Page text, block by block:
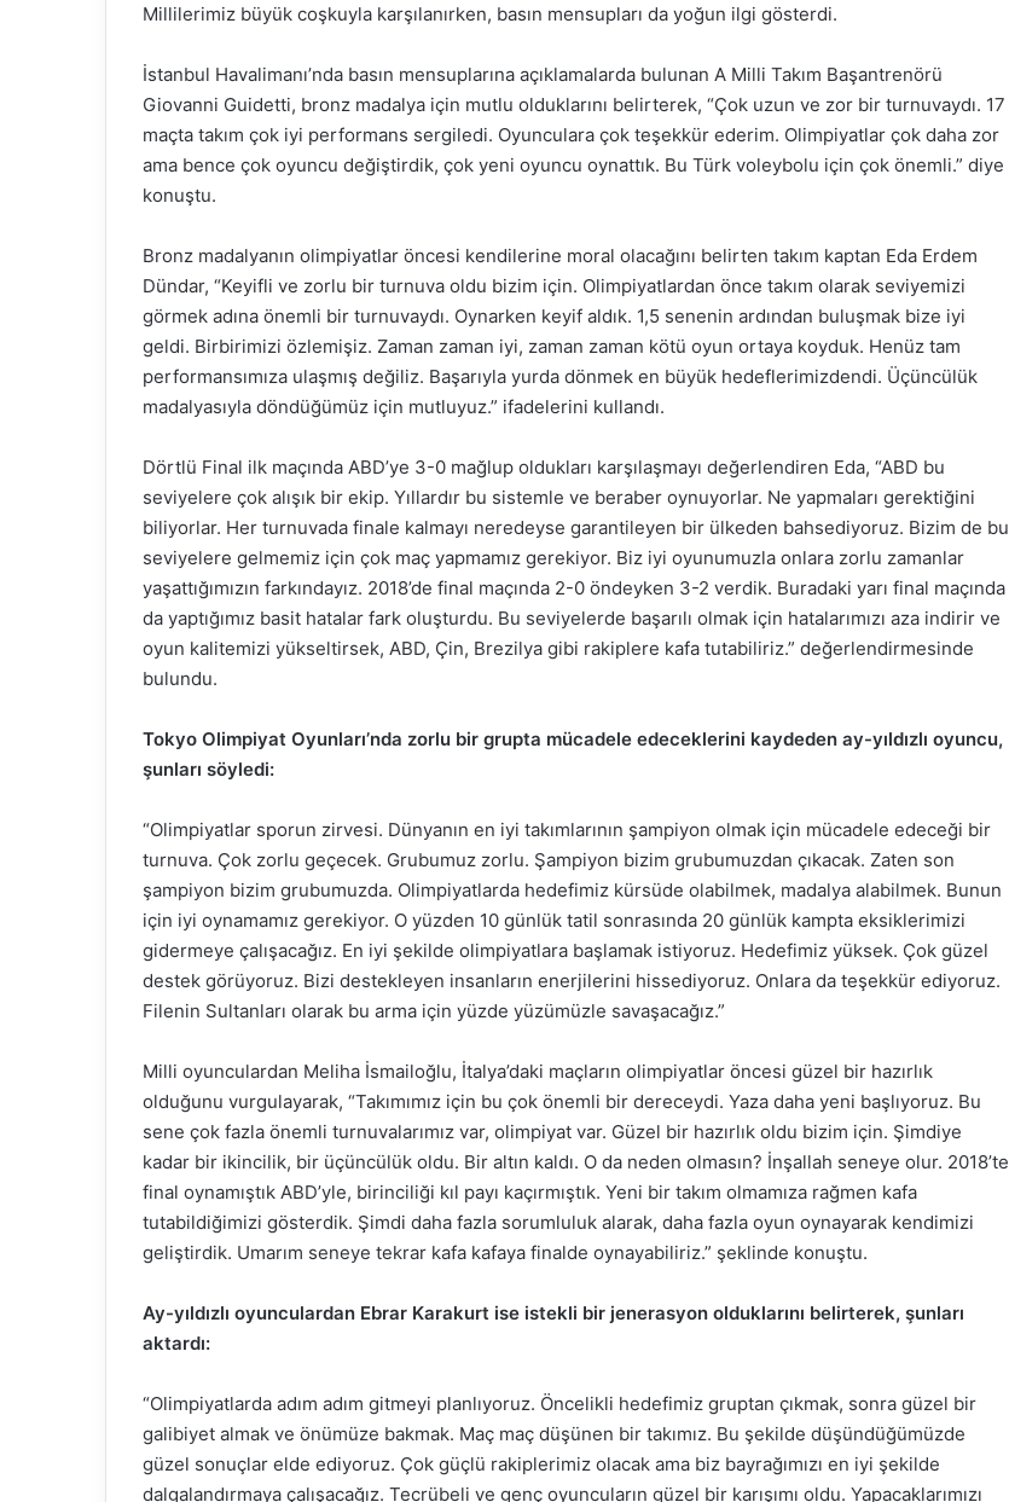
Millilerimiz büyük coşkuyla karşılanırken, basın mensupları da yoğun ilgi gösterdi.
İstanbul Havalimanı’nda basın mensuplarına açıklamalarda bulunan A Milli Takım Başantrenörü
Giovanni Guidetti, bronz madalya için mutlu olduklarını belirterek, “Çok uzun ve zor bir turnuvaydı. 17
maçta takım çok iyi performans sergiledi. Oyunculara çok teşekkür ederim. Olimpiyatlar çok daha zor
ama bence çok oyuncu değiştirdik, çok yeni oyuncu oynattık. Bu Türk voleybolu için çok önemli.” diye
konuştu.
Bronz madalyanın olimpiyatlar öncesi kendilerine moral olacağını belirten takım kaptan Eda Erdem
Dündar, “Keyifli ve zorlu bir turnuva oldu bizim için. Olimpiyatlardan önce takım olarak seviyemizi
görmek adına önemli bir turnuvaydı. Oynarken keyif aldık. 1,5 senenin ardından buluşmak bize iyi
geldi. Birbirimizi özlemişiz. Zaman zaman iyi, zaman zaman kötü oyun ortaya koyduk. Henüz tam
performansımıza ulaşmış değiliz. Başarıyla yurda dönmek en büyük hedeflerimizdendi. Üçüncülük
madalyasıyla döndüğümüz için mutluyuz.” ifadelerini kullandı.
Dörtlü Final ilk maçında ABD’ye 3-0 mağlup oldukları karşılaşmayı değerlendiren Eda, “ABD bu
seviyelere çok alışık bir ekip. Yıllardır bu sistemle ve beraber oynuyorlar. Ne yapmaları gerektiğini
biliyorlar. Her turnuvada finale kalmayı neredeyse garantileyen bir ülkeden bahsediyoruz. Bizim de bu
seviyelere gelmemiz için çok maç yapmamız gerekiyor. Biz iyi oyunumuzla onlara zorlu zamanlar
yaşattığımızın farkındayız. 2018’de final maçında 2-0 öndeyken 3-2 verdik. Buradaki yarı final maçında
da yaptığımız basit hatalar fark oluşturdu. Bu seviyelerde başarılı olmak için hatalarımızı aza indirir ve
oyun kalitemizi yükseltirsek, ABD, Çin, Brezilya gibi rakiplere kafa tutabiliriz.” değerlendirmesinde
bulundu.
Tokyo Olimpiyat Oyunları’nda zorlu bir grupta mücadele edeceklerini kaydeden ay-yıldızlı oyuncu,
şunları söyledi:
“Olimpiyatlar sporun zirvesi. Dünyanın en iyi takımlarının şampiyon olmak için mücadele edeceği bir
turnuva. Çok zorlu geçecek. Grubumuz zorlu. Şampiyon bizim grubumuzdan çıkacak. Zaten son
şampiyon bizim grubumuzda. Olimpiyatlarda hedefimiz kürsüde olabilmek, madalya alabilmek. Bunun
için iyi oynamamız gerekiyor. O yüzden 10 günlük tatil sonrasında 20 günlük kampta eksiklerimizi
gidermeye çalışacağız. En iyi şekilde olimpiyatlara başlamak istiyoruz. Hedefimiz yüksek. Çok güzel
destek görüyoruz. Bizi destekleyen insanların enerjilerini hissediyoruz. Onlara da teşekkür ediyoruz.
Filenin Sultanları olarak bu arma için yüzde yüzümüzle savaşacağız.”
Milli oyunculardan Meliha İsmailoğlu, İtalya’daki maçların olimpiyatlar öncesi güzel bir hazırlık
olduğunu vurgulayarak, “Takımımız için bu çok önemli bir dereceydi. Yaza daha yeni başlıyoruz. Bu
sene çok fazla önemli turnuvalarımız var, olimpiyat var. Güzel bir hazırlık oldu bizim için. Şimdiye
kadar bir ikincilik, bir üçüncülük oldu. Bir altın kaldı. O da neden olmasın? İnşallah seneye olur. 2018’te
final oynamıştık ABD’yle, birinciliği kıl payı kaçırmıştık. Yeni bir takım olmamıza rağmen kafa
tutabildiğimizi gösterdik. Şimdi daha fazla sorumluluk alarak, daha fazla oyun oynayarak kendimizi
geliştirdik. Umarım seneye tekrar kafa kafaya finalde oynayabiliriz.” şeklinde konuştu.
Ay-yıldızlı oyunculardan Ebrar Karakurt ise istekli bir jenerasyon olduklarını belirterek, şunları
aktardı:
“Olimpiyatlarda adım adım gitmeyi planlıyoruz. Öncelikli hedefimiz gruptan çıkmak, sonra güzel bir
galibiyet almak ve önümüze bakmak. Maç maç düşünen bir takımız. Bu şekilde düşündüğümüzde
güzel sonuçlar elde ediyoruz. Çok güçlü rakiplerimiz olacak ama biz bayrağımızı en iyi şekilde
dalgalandırmaya çalışacağız. Tecrübeli ve genç oyuncuların güzel bir karışımı oldu. Yapacaklarımızı